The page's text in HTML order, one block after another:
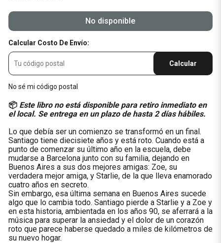
No disponible
Calcular Costo De Envío:
Calcular
No sé mi código postal
📦 Este libro no está disponible para retiro inmediato en
el local. Se entrega en un plazo de hasta 2 días hábiles.
Lo que debía ser un comienzo se transformó en un final.
Santiago tiene diecisiete años y está roto. Cuando está a
punto de comenzar su último año en la escuela, debe
mudarse a Barcelona junto con su familia, dejando en
Buenos Aires a sus dos mejores amigas: Zoe, su
verdadera mejor amiga, y Starlie, de la que lleva enamorado
cuatro años en secreto.
Sin embargo, esa última semana en Buenos Aires sucede
algo que lo cambia todo. Santiago pierde a Starlie y a Zoe y
en esta historia, ambientada en los años 90, se aferrará a la
música para superar la ansiedad y el dolor de un corazón
roto que parece haberse quedado a miles de kilómetros de
su nuevo hogar.